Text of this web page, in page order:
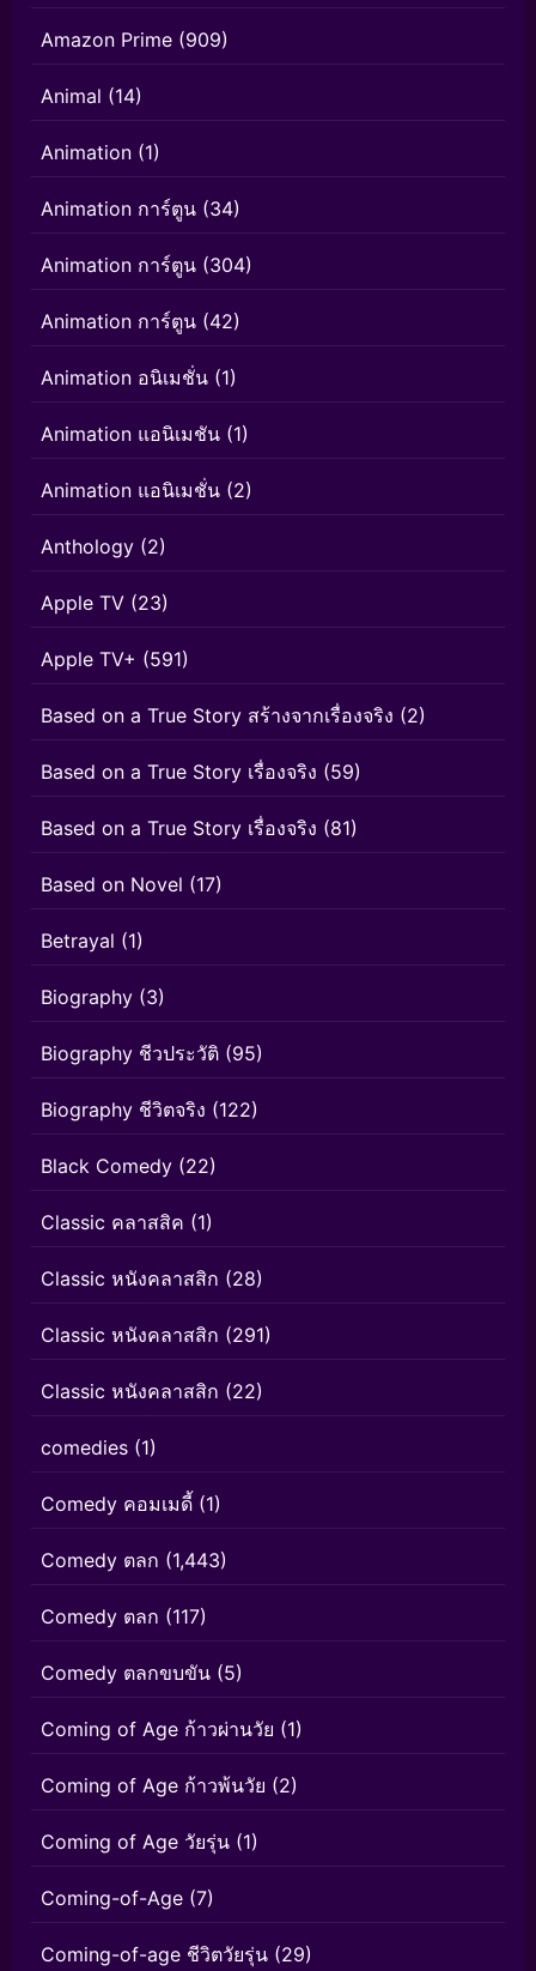
Amazon Prime (909)
Animal (14)
Animation (1)
Animation การ์ตูน (34)
Animation การ์ตูน (304)
Animation การ์ตูน (42)
Animation อนิเมชั่น (1)
Animation แอนิเมชัน (1)
Animation แอนิเมชั่น (2)
Anthology (2)
Apple TV (23)
Apple TV+ (591)
Based on a True Story สร้างจากเรื่องจริง (2)
Based on a True Story เรื่องจริง (59)
Based on a True Story เรื่องจริง (81)
Based on Novel (17)
Betrayal (1)
Biography (3)
Biography ชีวประวัติ (95)
Biography ชีวิตจริง (122)
Black Comedy (22)
Classic คลาสสิค (1)
Classic หนังคลาสสิก (28)
Classic หนังคลาสสิก (291)
Classic หนังคลาสสิก (22)
comedies (1)
Comedy คอมเมดี้ (1)
Comedy ตลก (1,443)
Comedy ตลก (117)
Comedy ตลกขบขัน (5)
Coming of Age ก้าวผ่านวัย (1)
Coming of Age ก้าวพ้นวัย (2)
Coming of Age วัยรุ่น (1)
Coming-of-Age (7)
Coming-of-age ชีวิตวัยรุ่น (29)